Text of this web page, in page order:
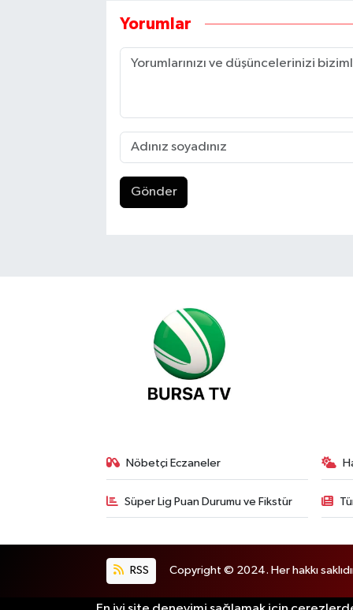
Yorumlar
Gönder
Nöbetçi Eczaneler
Süper Lig Puan Durumu ve Fikstür
RSS Copyright © 2024. Her hakkı